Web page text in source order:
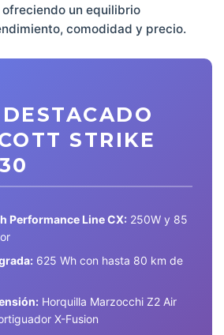
un equilibrio
comodidad y precio.
STRIKE
Performance Line CX: 250W y 85
625 Wh con hasta 80 km de
Horquilla Marzocchi Z2 Air
X-Fusion